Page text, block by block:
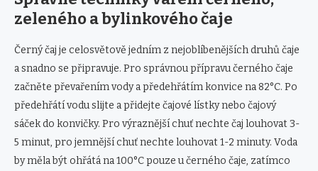
zeleného a bylinkového čaje
Černý čaj je celosvětově jedním z nejoblíbenějších druhů čaje
a snadno se připravuje. Pro správnou přípravu černého čaje
začněte převařením vody a předehřátím konvice na 82°C. Po
předehřátí vodu slijte a přidejte čajové lístky nebo čajový
sáček do konvičky. Pro výraznější chuť nechte čaj louhovat 3-
5 minut, pro jemnější chuť nechte louhovat 1-2 minuty. Voda
by měla být ohřátá na 100°C pouze u černého čaje, zatímco